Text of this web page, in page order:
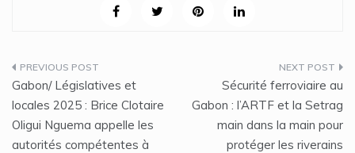
Navigation
de
l’article
Gabon/ Législatives et
locales 2025 : Brice Clotaire
Oligui Nguema appelle les
autorités compétentes à
Sécurité ferroviaire au
Gabon : l’ARTF et la Setrag
main dans la main pour
protéger les riverains